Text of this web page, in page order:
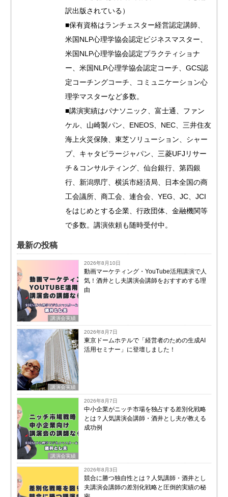
訳出版されている）
■保有資格はランチェスター経営認定講師、
米国NLP心理学協会認定ビジネスマスター、
米国NLP心理学協会認定プラクティショナ
ー、米国NLP心理学協会認定コーチ、GCS認
定コーチングコーチ、コミュニケーション心
理学マスターなど多数。
■講演実績はパナソニック、富士通、ファン
ケル、山崎製パン、ENEOS、NEC、三井住友
海上火災保険、東芝ソリューション、シャー
プ、キャタピラージャパン、三菱UFJリサー
チ＆コンサルティング、仙台銀行、第四銀
行、新潟県庁、横浜市経済局、日本全国の商
工会議所、商工会、連合会、YEG、JC、JCI
をはじめとする企業、行政団体、金融機関等
で多数。講演依頼も随時受付中。
最新の投稿
講演会実績
2026年8月10日
動画マーケティング・YouTube活用講演で人
気！酒井とし夫講演会講師をおすすめする理
由
講演会実績
2026年8月7日
東京ドームホテルで「経営者のための生成AI
活用セミナー」に登壇しました！
講演会実績
2026年8月7日
中小企業がニッチ市場を独占する差別化戦略
とは？人気講演会講師・酒井とし夫が教える
成功例
2026年8月3日
競合に勝つ独自性とは？人気講師・酒井とし
夫講演会講師の差別化戦略と圧倒的実績の秘